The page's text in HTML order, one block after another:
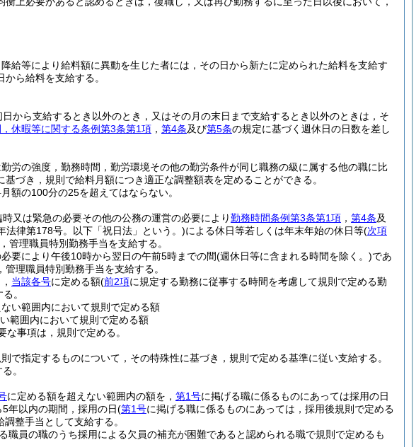
給等により給料額に異動を生じた者には，その日から新たに定められた給料を支給す
ら給料を支給する。
から支給するとき以外のとき，又はその月の末日まで支給するとき以外のときは，そ
休暇等に関する条例第3条第1項 ， 第4条及び第5条の規定に基づく週休日の日数を差し
労の強度，勤務時間，勤労環境その他の勤労条件が同じ職務の級に属する他の職に比
づき，規則で給料月額につき適正な調整額表を定めることができる。
額の100分の25を超えてはならない。
又は緊急の必要その他の公務の運営の必要により勤務時間条例第3条第1項 ， 第4条及
法律第178号。以下「祝日法」という。)による休日等若しくは年末年始の休日等(次項
管理職員特別勤務手当を支給する。
要により午後10時から翌日の午前5時までの間(週休日等に含まれる時間を除く。)であ
理職員特別勤務手当を支給する。
当該各号に定める額(前2項に規定する勤務に従事する時間を考慮して規則で定める勤
。
い範囲内において規則で定める額
範囲内において規則で定める額
事項は，規則で定める。
で指定するものについて，その特殊性に基づき，規則で定める基準に従い支給する。
。
に定める額を超えない範囲内の額を， 第1号に掲げる職に係るものにあっては採用の日
年以内の期間，採用の日(第1号に掲げる職に係るものにあっては，採用後規則で定める
整手当として支給する。
員の職のうち採用による欠員の補充が困難であると認められる職で規則で定めるも